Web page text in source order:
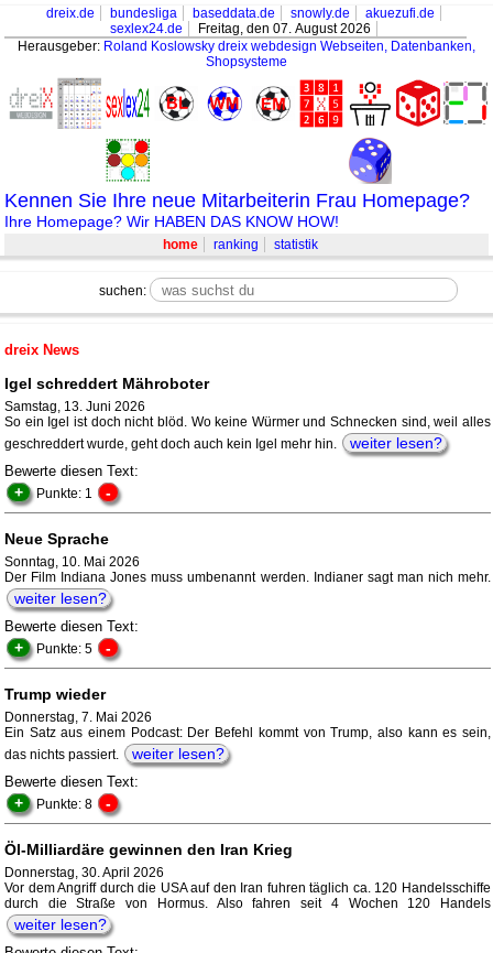
dreix.de bundesliga baseddata.de snowly.de
akuezufi.de
sexlex24.de
Freitag, den 07. August 2026
Herausgeber: Roland Koslowsky dreix webdesign Webseiten, Datenbanken,
Shopsysteme
Kennen Sie Ihre neue Mitarbeiterin Frau Homepage?
Ihre Homepage? Wir HABEN DAS KNOW HOW!
home ranking statistik
suchen:
dreix News
Igel schreddert Mähroboter
Samstag, 13. Juni 2026
So ein Igel ist doch nicht blöd. Wo keine Würmer und Schnecken sind, weil alles
geschreddert wurde, geht doch auch kein Igel mehr hin.
weiter lesen?
Bewerte diesen Text:
+ Punkte: 1 -
Neue Sprache
Sonntag, 10. Mai 2026
Der Film Indiana Jones muss umbenannt werden. Indianer sagt man nich mehr.
weiter lesen?
Bewerte diesen Text:
+ Punkte: 5 -
Trump wieder
Donnerstag, 7. Mai 2026
Ein Satz aus einem Podcast: Der Befehl kommt von Trump, also kann es sein,
das nichts passiert.
weiter lesen?
Bewerte diesen Text:
+ Punkte: 8 -
Öl-Milliardäre gewinnen den Iran Krieg
Donnerstag, 30. April 2026
Vor dem Angriff durch die USA auf den Iran fuhren täglich ca. 120 Handelsschiffe
durch die Straße von Hormus. Also fahren seit 4 Wochen 120 Handels
weiter lesen?